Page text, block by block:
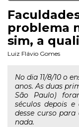
problema
sim, a
Luiz Flávio Gomes
No dia 11/8/10 o
anos. As duas
São Paulo)
séculos depois
desse curso
nada.